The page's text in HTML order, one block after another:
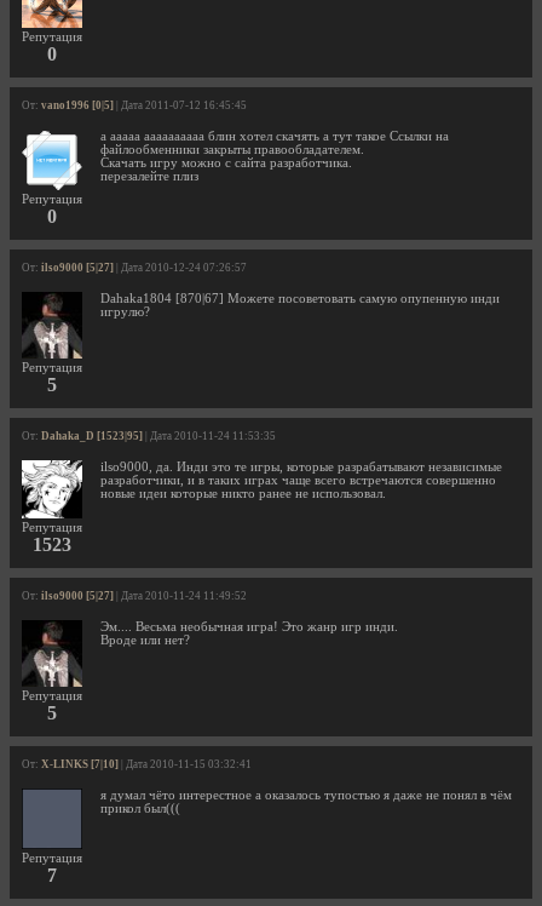
Репутация
0
От: vano1996 [0|5] | Дата 2011-07-12 16:45:45
Репутация
0
а ааааа аааааааааа блин хотел скачять а тут такое Ссылки на
файлообменники закрыты правообладателем.
Скачать игру можно с сайта разработчика.
перезалейте плиз
От: ilso9000 [5|27] | Дата 2010-12-24 07:26:57
Репутация
5
Dahaka1804 [870|67] Можете посоветовать самую опупенную инди
игрулю?
От: Dahaka_D [1523|95] | Дата 2010-11-24 11:53:35
Репутация
1523
ilso9000, да. Инди это те игры, которые разрабатывают независимые
разработчики, и в таких играх чаще всего встречаются совершенно
новые идеи которые никто ранее не использовал.
От: ilso9000 [5|27] | Дата 2010-11-24 11:49:52
Репутация
5
Эм.... Весьма необычная игра! Это жанр игр инди.
Вроде или нет?
От: X-LINKS [7|10] | Дата 2010-11-15 03:32:41
Репутация
7
я думал чёто интерестное а оказалось тупостью я даже не понял в чём
прикол был(((